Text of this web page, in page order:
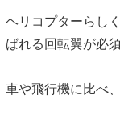
ヘリコプターらし
ばれる回転翼が必須
車や飛行機に比べ